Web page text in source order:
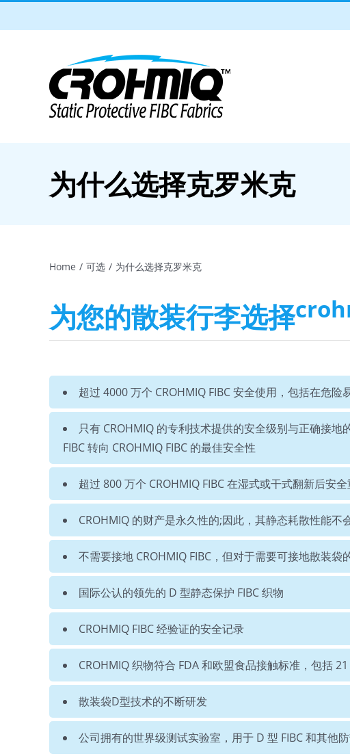
to
为什么选择克罗米克
Home 可选 为什么选择克罗米克
为您的散装行李选择
超过 4000 万个 CROHMIQ FIBC 安全使用，包括在危险
只有 CROHMIQ 的专利技术提供的安全级别与正确接地
FIBC 转向 CROHMIQ FIBC 的最佳安全性
超过 800 万个 CROHMIQ FIBC 在湿式或干式翻新后安
CROHMIQ 的财产是永久性的;因此，其静态耗散性能
不需要接地 CROHMIQ FIBC，但对于需要可接地散装袋
国际公认的领先的 D 型静态保护 FIBC 织物
CROHMIQ FIBC 经验证的安全记录
CROHMIQ 织物符合 FDA 和欧盟食品接触标准，包括
散装袋D型技术的不断研发
公司拥有的世界级测试实验室，用于 D 型 FIBC 和其他